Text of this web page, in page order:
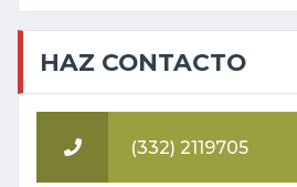
HAZ CONTACTO
(332) 2119705